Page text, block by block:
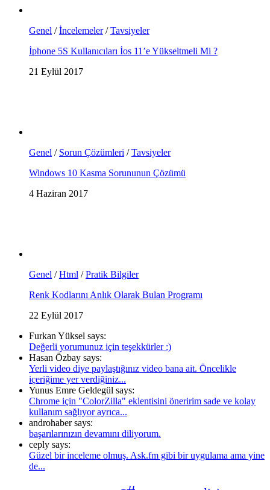
Genel /İncelemeler/Tavsiyeler
İphone 5S Kullanıcıları İos 11’e Yükseltmeli Mi ?
21 Eylül 2017
Genel / Sorun Çözümleri /Tavsiyeler
Windows 10 Kasma Sorununun Çözümü
4 Haziran 2017
Genel /Html /Pratik Bilgiler
Renk Kodlarını Anlık Olarak Bulan Programı
22 Eylül 2017
Furkan Yüksel says:
Değerli yorumunuz için teşekkürler :)
Hasan Özbay says:
Yerli video diye paylaştığınız video bana ait. Öncelikle
içeriğime yer verdiğiniz...
Yunus Emre Geldegül says:
Chrome için "ColorZilla" eklentisini öneririm sade ve kolay
kullanım sağlıyor ayrıca...
androhaber says:
başarılarınızın devamını diliyorum.
ceply says:
Güzel bir inceleme olmuş. Ask.fm gibi bir uygulama ama yine
de...